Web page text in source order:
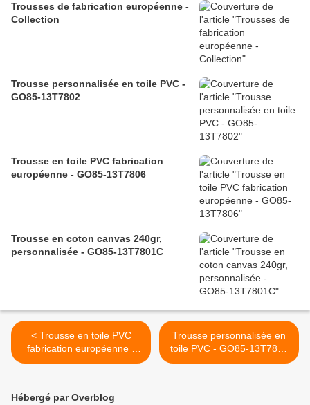
Trousses de fabrication européenne -
Collection
Trousse personnalisée en toile PVC -
GO85-13T7802
Trousse en toile PVC fabrication
européenne - GO85-13T7806
Trousse en coton canvas 240gr,
personnalisée - GO85-13T7801C
< Trousse en toile PVC
fabrication européenne -
GO85-13T7806
Trousse personnalisée en
toile PVC - GO85-13T7802
>
Hébergé par Overblog